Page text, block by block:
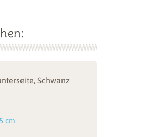
Schwanz
cm